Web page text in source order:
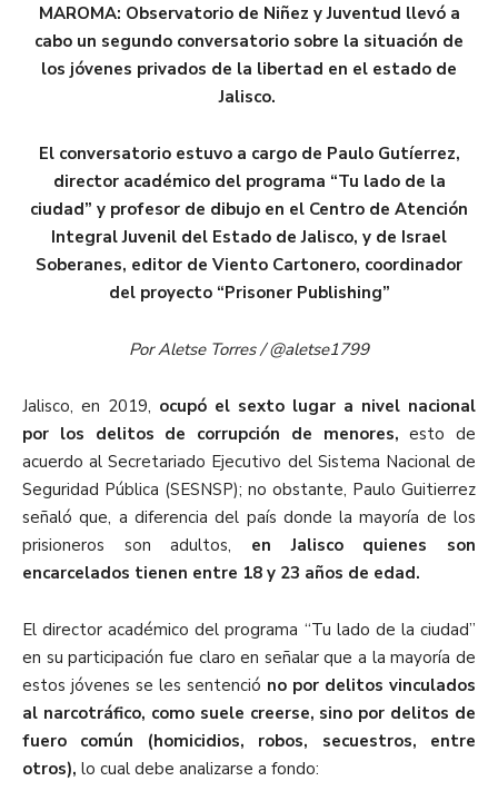
MAROMA: Observatorio de Niñez y Juventud llevó a
cabo un segundo conversatorio sobre la situación de
los jóvenes privados de la libertad en el estado de
Jalisco.
El conversatorio estuvo a cargo de Paulo Gutíerrez,
director académico del programa “Tu lado de la
ciudad” y profesor de dibujo en el Centro de Atención
Integral Juvenil del Estado de Jalisco, y de Israel
Soberanes, editor de Viento Cartonero, coordinador
del proyecto “Prisoner Publishing”
Por Aletse Torres /@aletse1799
Jalisco, en 2019, ocupó el sexto lugar a nivel nacional
por los delitos de corrupción de menores, esto de
acuerdo al Secretariado Ejecutivo del Sistema Nacional de
Seguridad Pública (SESNSP); no obstante, Paulo Guitierrez
señaló que, a diferencia del país donde la mayoría de los
prisioneros son adultos, en Jalisco quienes son
encarcelados tienen entre 18 y 23 años de edad.
El director académico del programa “Tu lado de la ciudad”
en su participación fue claro en señalar que a la mayoría de
estos jóvenes se les sentenció no por delitos vinculados
al narcotráfico, como suele creerse, sino por delitos de
fuero común (homicidios, robos, secuestros, entre
otros), lo cual debe analizarse a fondo: